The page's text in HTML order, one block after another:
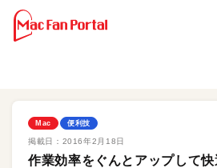
Mac 便利技
掲載日： 2016年2月18日
作業効率をぐんとアップして快